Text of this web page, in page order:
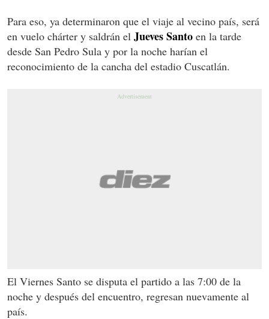
Para eso, ya determinaron que el viaje al vecino país, será
en vuelo chárter y saldrán el Jueves Santo en la tarde
desde San Pedro Sula y por la noche harían el
reconocimiento de la cancha del estadio Cuscatlán.
El Viernes Santo se disputa el partido a las 7:00 de la
noche y después del encuentro, regresan nuevamente al
país.